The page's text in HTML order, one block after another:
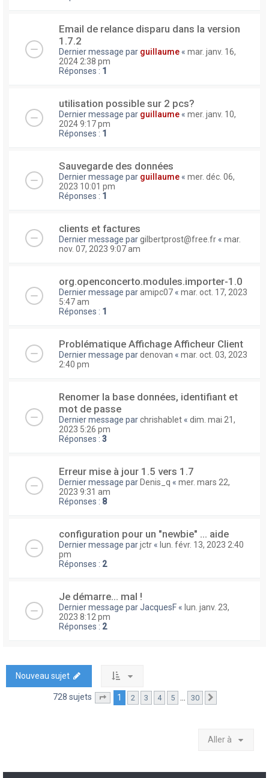
Email de relance disparu dans la version
1.7.2
Dernier message par guillaume « mar. janv. 16,
2024 2:38 pm
Réponses : 1
utilisation possible sur 2 pcs?
Dernier message par guillaume « mer. janv. 10,
2024 9:17 pm
Réponses : 1
Sauvegarde des données
Dernier message par guillaume « mer. déc. 06,
2023 10:01 pm
Réponses : 1
clients et factures
Dernier message pargilbertprost@free.fr « mar.
nov. 07, 2023 9:07 am
org.openconcerto.modules.importer-1.0
Dernier message paramipc07 « mar. oct. 17, 2023
5:47 am
Réponses : 1
Problématique Affichage Afficheur Client
Dernier message pardenovan « mar. oct. 03, 2023
2:40 pm
Renomer la base données, identifiant et
mot de passe
Dernier message parchrishablet « dim. mai 21,
2023 5:26 pm
Réponses : 3
Erreur mise à jour 1.5 vers 1.7
Dernier message par Denis_q « mer. mars 22,
2023 9:31 am
Réponses : 8
configuration pour un "newbie" ... aide
Dernier message parjctr « lun. févr. 13, 2023 2:40
pm
Réponses : 2
Je démarre... mal !
Dernier message parJacquesF « lun. janv. 23,
2023 8:12 pm
Réponses : 2
Nouveau sujet
728 sujets Page sur30
1 2 3 4 5 … 30
Aller à